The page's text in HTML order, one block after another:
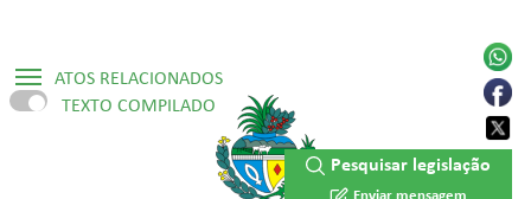
ATOS RELACIONADOS
▷ Lei Ordinária Nº 22.641/2024
▷ Lei Ordinária Nº 24.233/2026
TEXTO COMPILADO
Pesquisar legislação